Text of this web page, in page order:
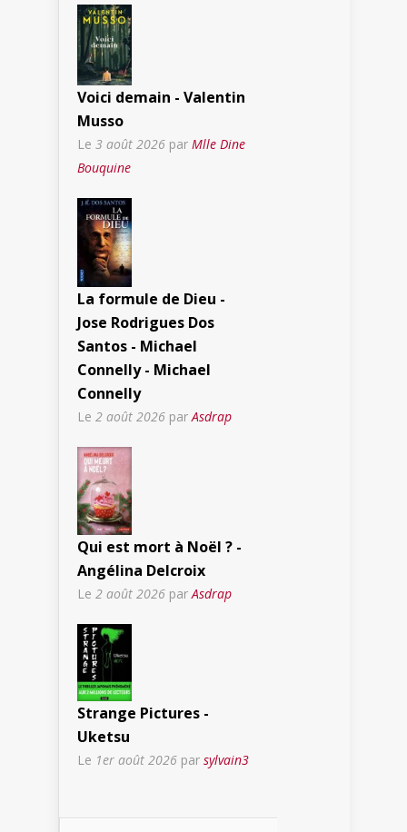
Voici demain - Valentin
Musso
Le 3 août 2026 par Mlle Dine
Bouquine
La formule de Dieu -
Jose Rodrigues Dos
Santos - Michael
Connelly - Michael
Connelly
Le 2 août 2026 parAsdrap
Qui est mort à Noël ? -
Angélina Delcroix
Le 2 août 2026 par Asdrap
Strange Pictures -
Uketsu
Le 1er août 2026 par sylvain3